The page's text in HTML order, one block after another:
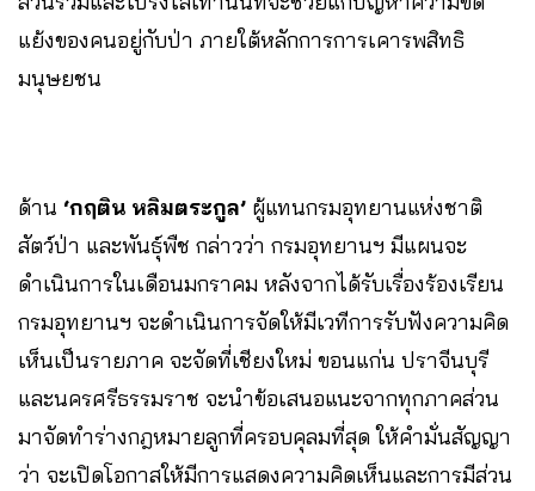
แย้งของคนอยู่กับป่า ภายใต้หลักการการเคารพสิทธิ
มนุษยชน
ด้าน ‘กฤติน หลิมตระกูล’ ผู้แทนกรมอุทยานแห่งชาติ
สัตว์ป่า และพันธุ์พืช กล่าวว่า กรมอุทยานฯ มีแผนจะ
ดำเนินการในเดือนมกราคม หลังจากได้รับเรื่องร้องเรียน
กรมอุทยานฯ จะดำเนินการจัดให้มีเวทีการรับฟังความคิด
เห็นเป็นรายภาค จะจัดที่เชียงใหม่ ขอนแก่น ปราจีนบุรี
และนครศรีธรรมราช จะนำข้อเสนอแนะจากทุกภาคส่วน
มาจัดทำร่างกฎหมายลูกที่ครอบคุลมที่สุด ให้คำมั่นสัญญา
ว่า จะเปิดโอกาสให้มีการแสดงความคิดเห็นและการมีส่วน